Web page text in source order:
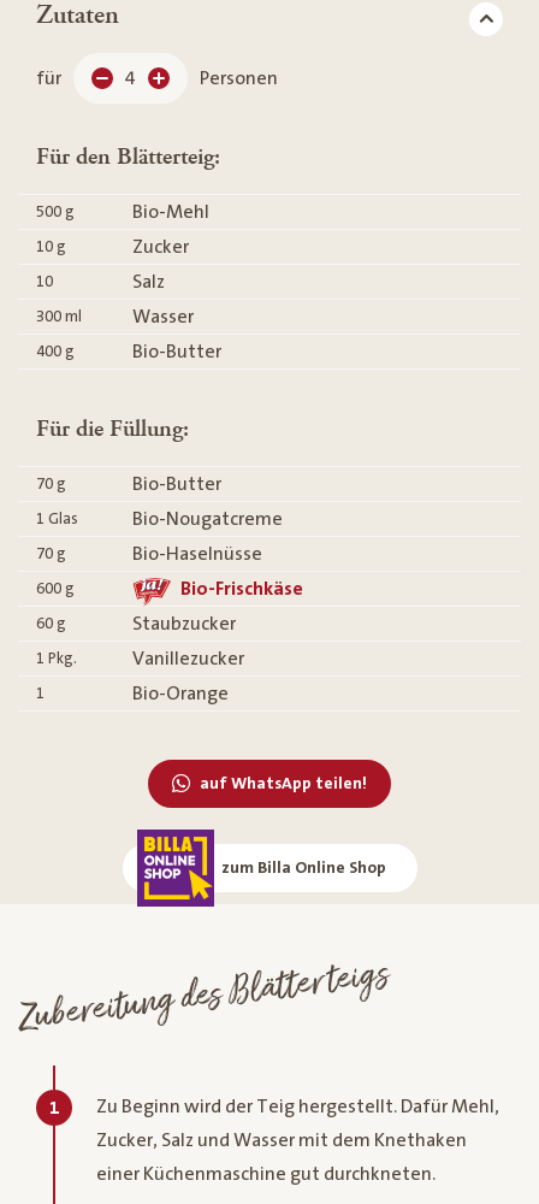
Zutaten
für 4 Personen
Für den Blätterteig:
500 g Bio-Mehl
10 g Zucker
10 Salz
300 ml Wasser
400 g Bio-Butter
Für die Füllung:
70 g Bio-Butter
1 Glas Bio-Nougatcreme
70 g Bio-Haselnüsse
600 g Bio-Frischkäse
60 g Staubzucker
1 Pkg. Vanillezucker
1 Bio-Orange
auf WhatsApp teilen!
zum Billa Online Shop
Zubereitung des Blätterteigs
1
Zu Beginn wird der Teig hergestellt. Dafür Mehl,
Zucker, Salz und Wasser mit dem Knethaken
einer Küchenmaschine gut durchkneten.